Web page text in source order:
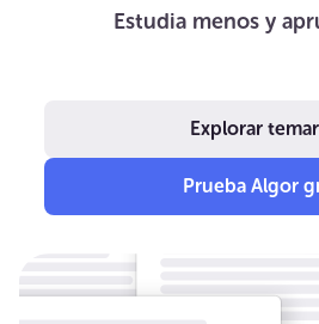
Estudia menos y
Explorar
Prueba Algor